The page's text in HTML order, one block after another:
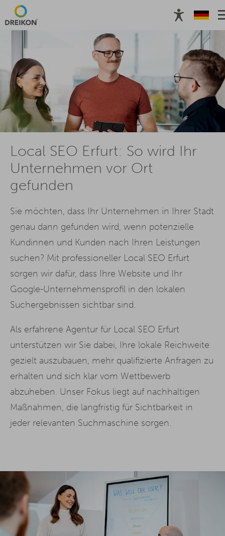
Local SEO Erfurt: So wird Ihr
Unternehmen vor Ort
gefunden
Sie möchten, dass Ihr Unternehmen in Ihrer Stadt
genau dann gefunden wird, wenn potenzielle
Kundinnen und Kunden nach Ihren Leistungen
suchen? Mit professioneller Local SEO Erfurt
sorgen wir dafür, dass Ihre Website und Ihr
Google-Unternehmensprofil in den lokalen
Suchergebnissen sichtbar sind.
Als erfahrene Agentur für Local SEO Erfurt
unterstützen wir Sie dabei, Ihre lokale Reichweite
gezielt auszubauen, mehr qualifizierte Anfragen zu
erhalten und sich klar vom Wettbewerb
abzuheben. Unser Fokus liegt auf nachhaltigen
Maßnahmen, die langfristig für Sichtbarkeit in
jeder relevanten Suchmaschine sorgen.